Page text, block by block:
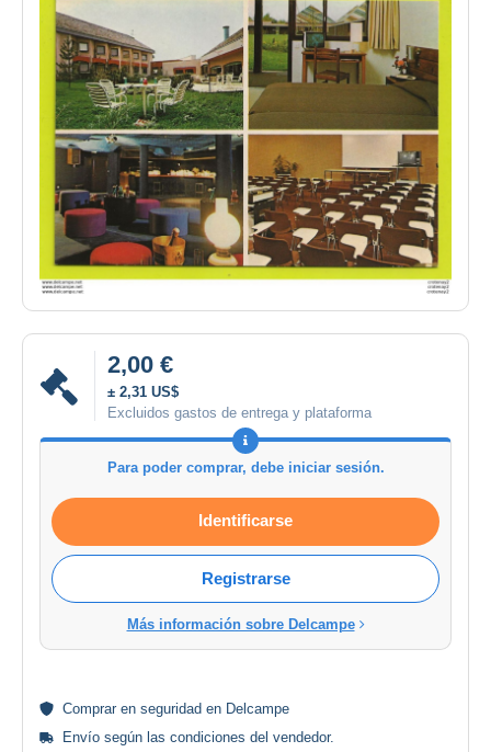
2,00 €
± 2,31 US$
Excluidos gastos de entrega y plataforma
Para poder comprar, debe iniciar sesión.
Identificarse
Registrarse
Más información sobre Delcampe
Comprar en seguridad en Delcampe
Envío según las condiciones del vendedor.